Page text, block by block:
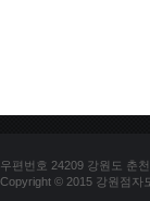
우편번호 24209 강원도 춘
Copyright © 2015 강원점자